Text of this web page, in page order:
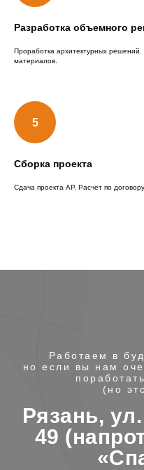
Разработка объемного
Проработка архитектурных
материалов.
Сборка проекта
Сдача проекта АР. Расчет по договору.
Работаем в
но если вы нам
(но
Рязань,
49